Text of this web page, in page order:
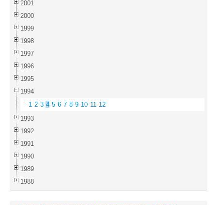
2001
2000
1999
1998
1997
1996
1995
1994
1 2 3 4 5 6 7 8 9 10 11 12
1993
1992
1991
1990
1989
1988